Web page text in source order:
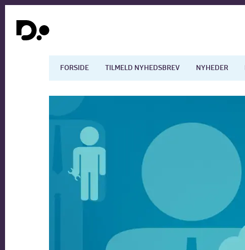
FORSIDE TILMELD NYHEDSBREV NYHEDER
Arbejdsmarkedet Uddannelse